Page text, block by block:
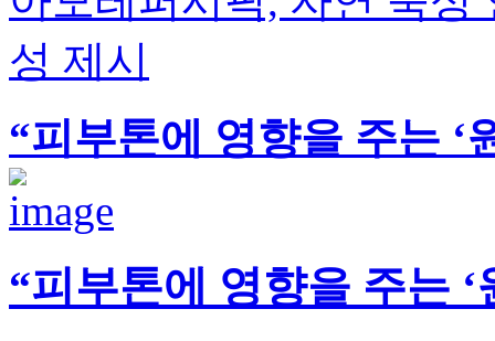
성 제시
“피부톤에 영향을 주는 ‘
“피부톤에 영향을 주는 ‘